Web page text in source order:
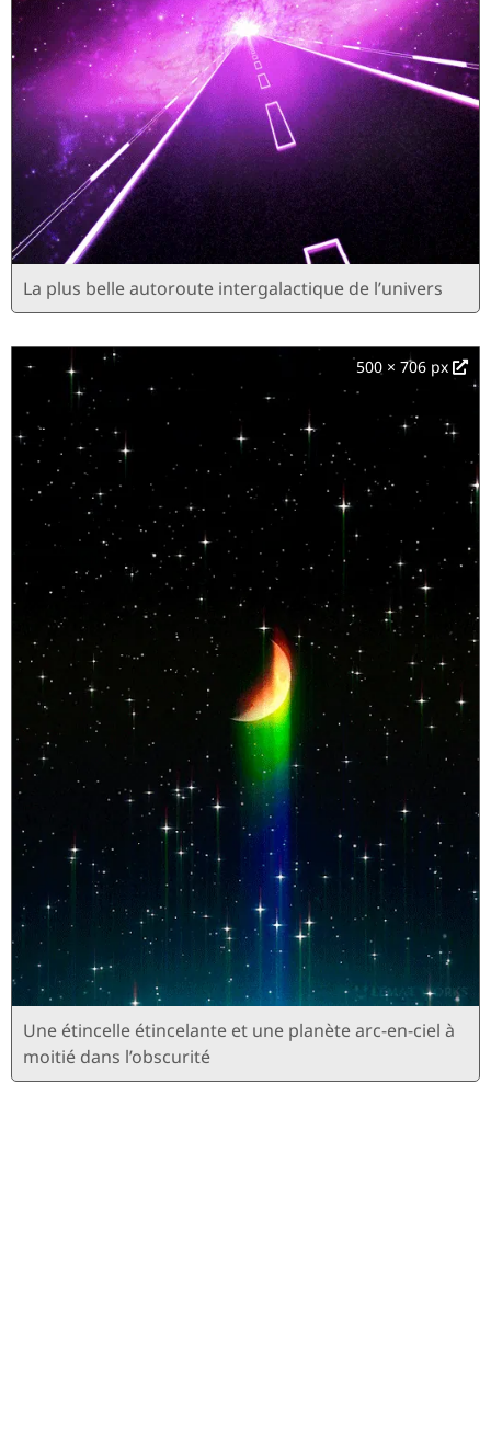
La plus belle autoroute intergalactique de l’univers
500 × 706 px
Une étincelle étincelante et une planète arc-en-ciel à
moitié dans l’obscurité